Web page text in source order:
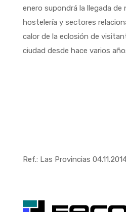
enero supondrá la llegada de
hostelería y sectores
calor de la eclosión de
ciudad desde hace varios
Ref.: Las Provincias